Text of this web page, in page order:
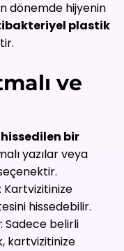
dönemde hijyenin
plastik
ve
bir
yazılar veya
: Kartvizitinize
hissedebilir.
: Sadece belirli
kartvizitinize